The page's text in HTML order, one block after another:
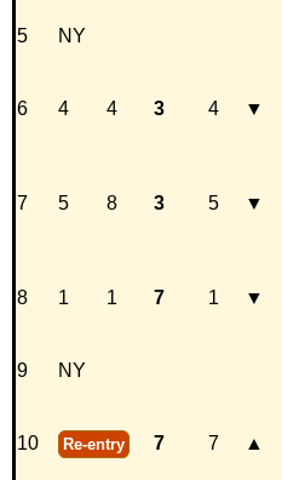
5 NY
6 4 4 3 4 ▼
7 5 8 3 5 ▼
8 1 1 7 1 ▼
9 NY
10 Re-entry 7 7 ▲